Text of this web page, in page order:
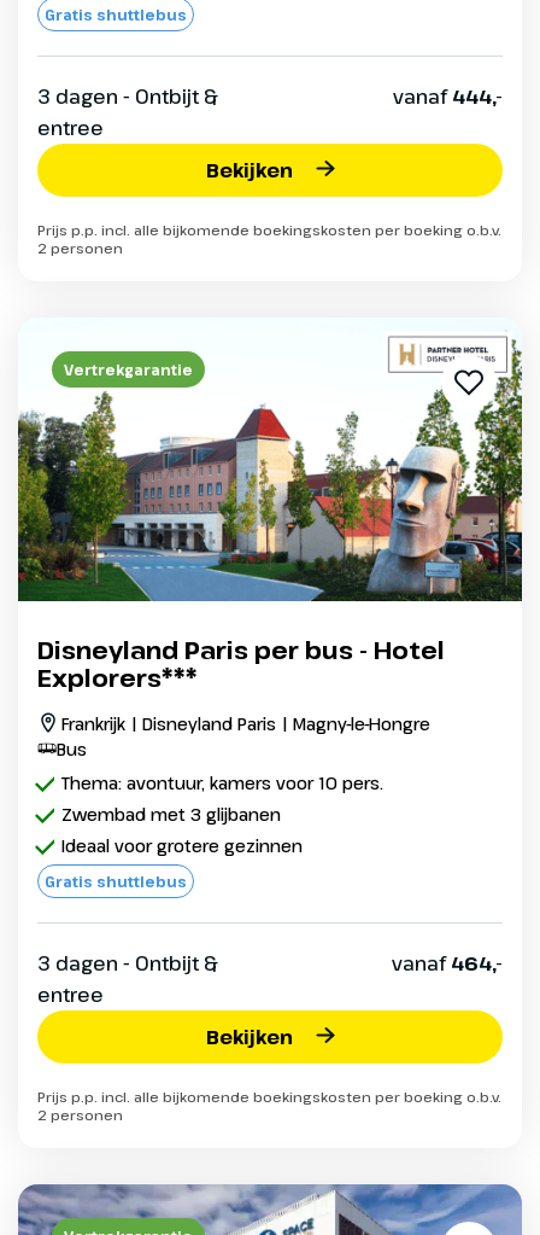
Gratis shuttlebus
3 dagen - Ontbijt &
entree
vanaf444,-
Bekijken
Prijs p.p. incl. alle bijkomende boekingskosten per boeking o.b.v.
2 personen
Vertrekgarantie
Disneyland Paris per bus - Hotel
Explorers***
Frankrijk | Disneyland Paris | Magny-le-Hongre
Bus
Thema: avontuur, kamers voor 10 pers.
Zwembad met 3 glijbanen
Ideaal voor grotere gezinnen
Gratis shuttlebus
3 dagen - Ontbijt &
entree
vanaf464,-
Bekijken
Prijs p.p. incl. alle bijkomende boekingskosten per boeking o.b.v.
2 personen